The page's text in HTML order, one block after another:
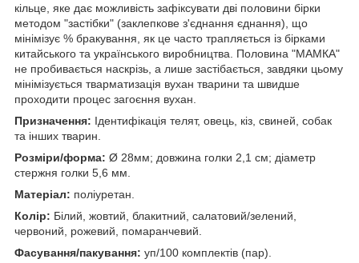
кільце, яке дає можливість зафіксувати дві половини бірки
методом "застібки" (заклепкове з'єднання єднання), що
мінімізує % бракування, як це часто трапляється із бірками
китайського та українського виробництва. Половина "МАМКА"
не пробивається наскрізь, а лише застібається, завдяки цьому
мінімізується тварматизація вухан тварини та швидше
проходити процес загоєння вухан.
Призначення: Ідентифікація телят, овець, кіз, свиней, собак
та інших тварин.
Розміри/форма: Ø 28мм; довжина голки 2,1 см; діаметр
стержня голки 5,6 мм.
Матеріал: поліуретан.
Колір: Білий, жовтий, блакитний, салатовий/зелений,
червоний, рожевий, помаранчевий.
Фасування/пакування: уп/100 комплектів (пар).